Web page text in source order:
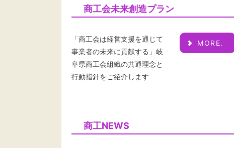
商工会未来創造プラン
「商工会は経営支援を通じて
事業者の未来に貢献する」岐
阜県商工会組織の共通理念と
行動指針をご紹介します
MORE.
商工NEWS